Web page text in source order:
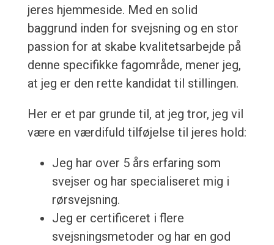
jeres hjemmeside. Med en solid
baggrund inden for svejsning og en stor
passion for at skabe kvalitetsarbejde på
denne specifikke fagområde, mener jeg,
at jeg er den rette kandidat til stillingen.
Her er et par grunde til, at jeg tror, jeg vil
være en værdifuld tilføjelse til jeres hold:
Jeg har over 5 års erfaring som
svejser og har specialiseret mig i
rørsvejsning.
Jeg er certificeret i flere
svejsningsmetoder og har en god